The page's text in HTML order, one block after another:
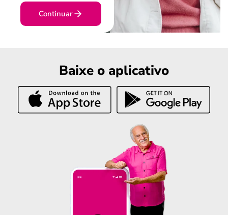
Continuar
Baixe o aplicativo